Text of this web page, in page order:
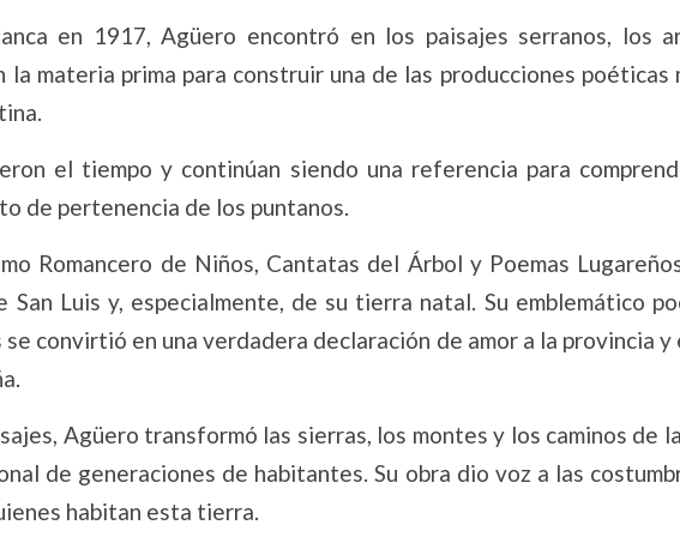
en 1917, Agüero encontró en los paisajes serranos, los
materia prima para construir una de las producciones poéticas
el tiempo y continúan siendo una referencia para
de pertenencia de los puntanos.
Romancero de Niños, Cantatas del Árbol y Poemas
Luis y, especialmente, de su tierra natal. Su emblemático
se convirtió en una verdadera declaración de amor a la provincia y
Agüero transformó las sierras, los montes y los caminos de
de generaciones de habitantes. Su obra dio voz a las
habitan esta tierra.